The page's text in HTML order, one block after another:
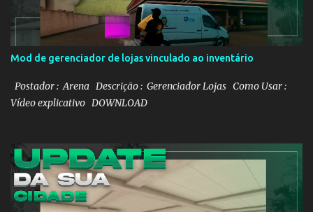
Mod de gerenciador de lojas vinculado ao inventário
Postador : Arena Descrição : Gerenciador Lojas Como Usar :
Vídeo explicativo DOWNLOAD